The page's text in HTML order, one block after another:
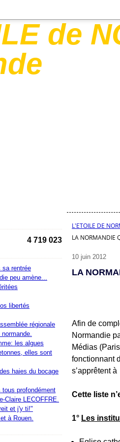
4 719 023
sa rentrée
peu amène...
libertés
régionale
les algues
elles sont
haies du bocage
tous profondément
Claire LECOFFRE.
et j'y ti!"
à Rouen.
L'ETOILE DE
LA NORMANDIE
10 juin 2012
LA
Afin de
Normandie
Médias
fonctionnant
s’apprêtent
Cette liste
1° Les